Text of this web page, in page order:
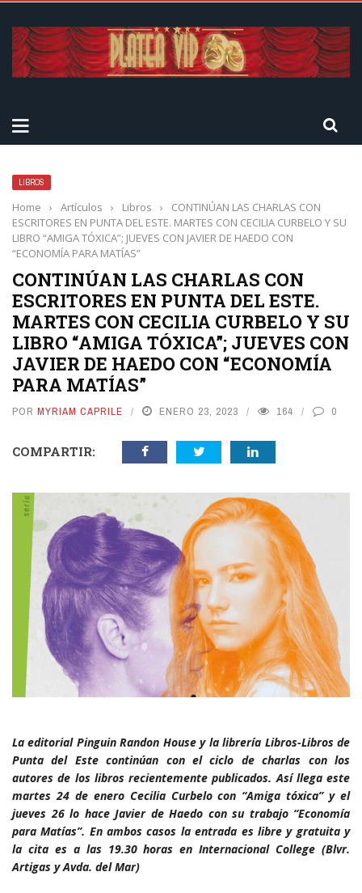
LIBROS
Home › Artículos › Libros ›
CONTINÚAN LAS CHARLAS CON
ESCRITORES EN PUNTA DEL ESTE. MARTES CON CECILIA CURBELO Y SU
LIBRO “AMIGA TÓXICA”; JUEVES CON JAVIER DE HAEDO CON
“ECONOMÍA PARA MATÍAS”
CONTINÚAN LAS CHARLAS CON
ESCRITORES EN PUNTA DEL ESTE.
MARTES CON CECILIA CURBELO Y SU
LIBRO “AMIGA TÓXICA”; JUEVES CON
JAVIER DE HAEDO CON “ECONOMÍA
PARA MATÍAS”
POR MYRIAM CAPRILE ENERO 23, 2023 164 0
COMPARTIR:
La editorial Pinguin Randon House y la librería Libros-Libros de
Punta del Este continúan con el ciclo de charlas con los
autores de los libros recientemente publicados. Así llega este
martes 24 de enero Cecilia Curbelo con “Amiga tóxica” y el
jueves 26 lo hace Javier de Haedo con su trabajo “Economía
para Matías”. En ambos casos la entrada es libre y gratuita y
la cita es a las 19.30 horas en Internacional College (Blvr.
Artigas y Avda. del Mar)